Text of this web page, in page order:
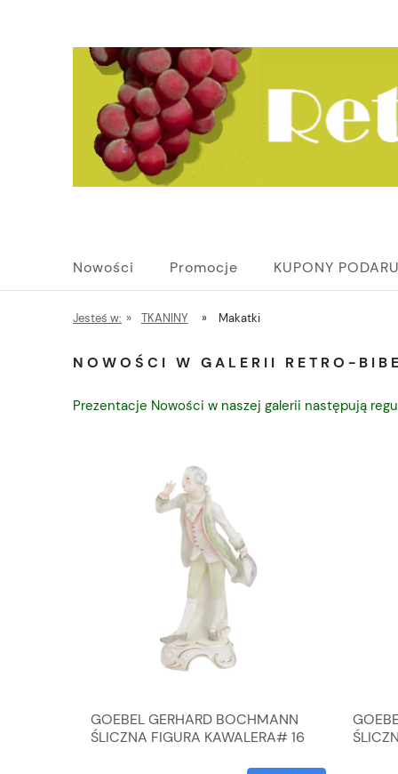
Nowości Promocje KUPONY
Jesteś w: » TKANINY » Makatki
NOWOŚCI W GALERII RETRO-
Prezentacje Nowości w naszej galerii następują
GOEBEL GERHARD BOCHMANN
ŚLICZNA FIGURA KAWALERA# 16